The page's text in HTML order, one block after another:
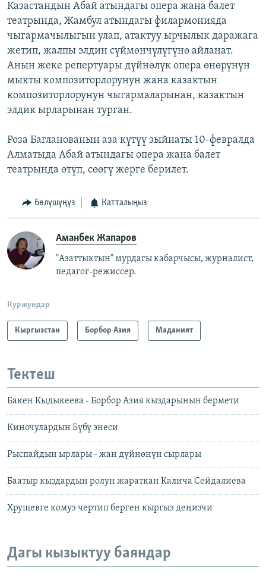
Казастандын Абай атындагы опера жана балет
театрында, Жамбул атындагы филармонияда
чыгармачылыгын улап, атактуу ырчылык даражага
жетип, жалпы элдин сүймөнчүлүгүнө айланат.
Анын жеке репертуары дүйнөлүк опера өнөрүнүн
мыкты композиторлорунун жана казактын
композиторлорунун чыгармаларынан, казактын
элдик ырларынан турган.
Роза Багланованын аза күтүү зыйнаты 10-февралда
Алматыда Абай атындагы опера жана балет
театрында өтүп, сөөгү жерге берилет.
Бөлүшүңүз Катталыңыз
Аманбек Жапаров
"Азаттыктын" мурдагы кабарчысы, журналист,
педагог-режиссер.
Куржундар
Кыргызстан Борбор Азия Маданият
Тектеш
Бакен Кыдыкеева - Борбор Азия кыздарынын бермети
Киночулардын Бүбү энеси
Рыспайдын ырлары - жан дүйнөнүн сырлары
Баатыр кыздардын ролун жараткан Калича Сейдалиева
Хрущевге комуз чертип берген кыргыз деңизчи
Дагы кызыктуу баяндар